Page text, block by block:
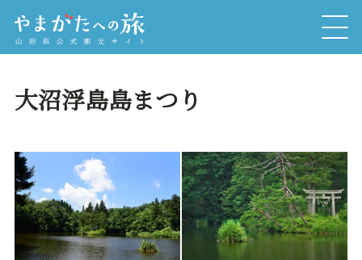
大沼浮島島まつり